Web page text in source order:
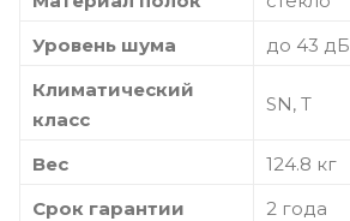
Уровень шума
до 43 дБ
Климатический
класс
SN, T
Вес
124.8 кг
Срок гарантии
2 года